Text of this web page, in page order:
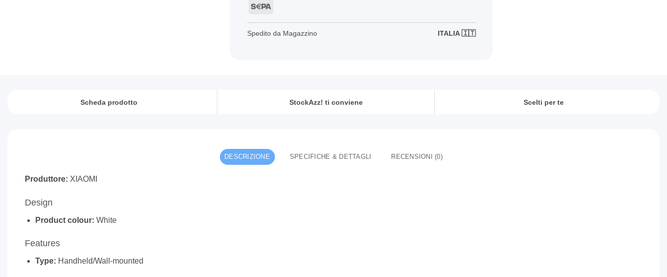
Spedito da Magazzino ITALIA 🇮🇹
Scheda prodotto StockAzz! ti conviene Scelti per te
DESCRIZIONE SPECIFICHE & DETTAGLI RECENSIONI (0)
Produttore: XIAOMI
Design
Product colour: White
Features
Type: Handheld/Wall-mounted